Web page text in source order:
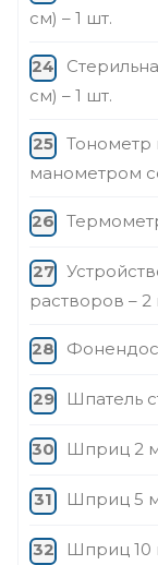
см) – 1 шт.
см) – 1 шт.
Тонометр
манометром
растворов – 2
Шпатель
Шприц 2
Шприц 5
Шприц 10